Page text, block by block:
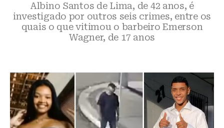
Albino Santos de Lima, de 42 anos, é
investigado por outros seis crimes, entre os
quais o que vitimou o barbeiro Emerson
Wagner, de 17 anos